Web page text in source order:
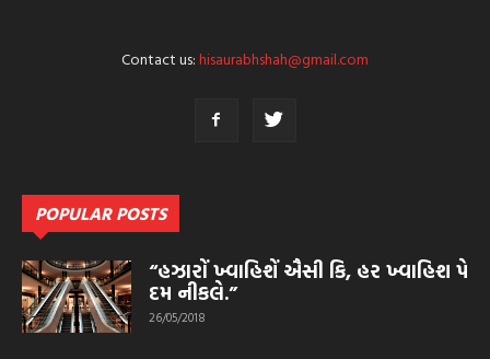
Contact us:hisaurabhshah@gmail.com
POPULAR POSTS
“હઝારોં ખ્વાહિશેં ઐસી કિ, હર ખ્વાહિશ પે
દમ નીકલે.”
26/05/2018